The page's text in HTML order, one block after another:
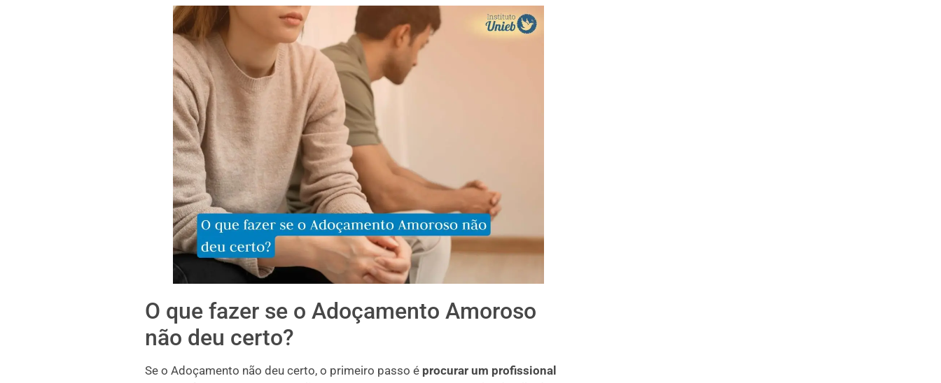
O que fazer se o Adoçamento Amoroso
não deu certo?
Se o Adoçamento não deu certo, o primeiro passo é procurar um profissional